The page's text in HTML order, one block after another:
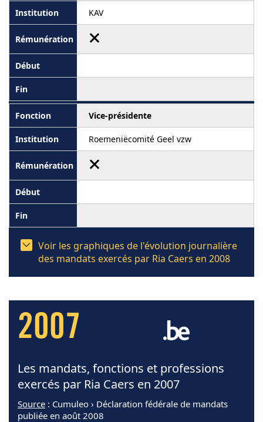
KAV
Vice-présidente
Roemeniëcomité Geel vzw
Voir les graphiques de l'évolution journalière
des mandats exercés par Ria Caers en 2008
2007
Les mandats, fonctions et professions
exercés par Ria Caers en 2007
Source : Cumuleo › Déclaration fédérale de mandats
publiée en août 2008